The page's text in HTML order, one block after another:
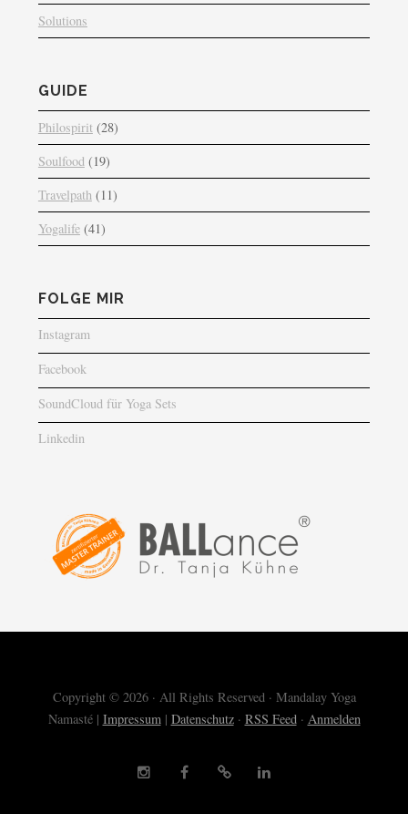
Solutions
GUIDE
Philospirit(28)
Soulfood(19)
Travelpath(11)
Yogalife(41)
FOLGE MIR
Instagram
Facebook
SoundCloud für Yoga Sets
Linkedin
Copyright © 2026 · All Rights Reserved · Mandalay Yoga
Namasté | Impressum| Datenschutz· RSS Feed· Anmelden